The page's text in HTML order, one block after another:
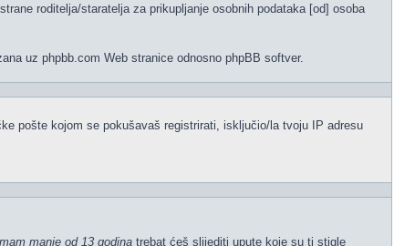
roditelja/staratelja za prikupljanje osobnih podataka [od] osoba
uz phpbb.com Web stranice odnosno phpBB softver.
pošte kojom se pokušavaš registrirati, isključio/la tvoju IP adresu
manje od 13 godina trebat ćeš slijediti upute koje su ti stigle